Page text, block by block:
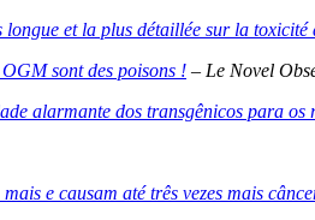
longue et la plus détaillée sur la
sont des poisons ! – Le Novel
alarmante dos transgênicos para os
e causam até três vezes mais